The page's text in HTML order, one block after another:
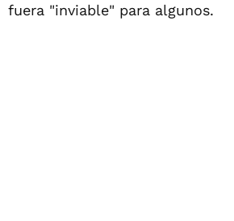
fuera "inviable" para algunos.